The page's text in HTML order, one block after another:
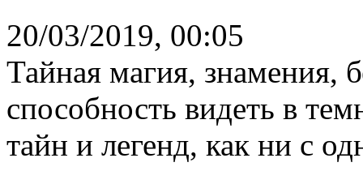
20/03/2019, 00:05
Тайная магия, знамения,
способность видеть в
тайн и легенд, как ни с